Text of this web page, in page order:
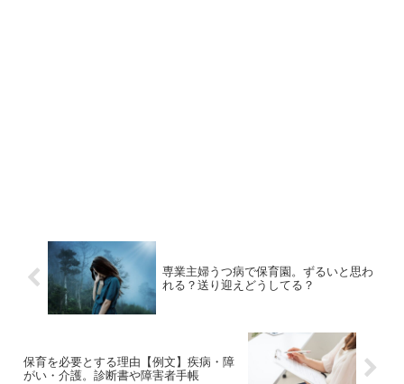
専業主婦うつ病で保育園。ずるいと思わ
れる？送り迎えどうしてる？
保育を必要とする理由【例文】疾病・障
がい・介護。診断書や障害者手帳